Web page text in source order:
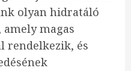
olyan hidratáló
magas
rendelkezik, és